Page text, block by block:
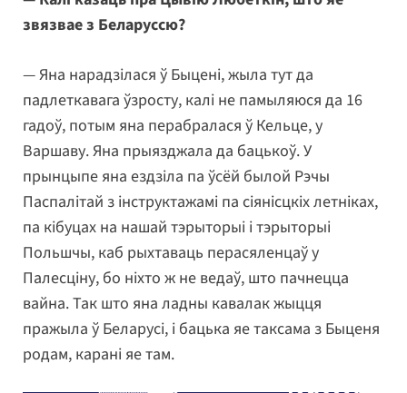
звязвае з Беларуссю?
— Яна нарадзілася ў Быцені, жыла тут да
падлеткавага ўзросту, калі не памыляюся да 16
гадоў, потым яна перабралася ў Кельце, у
Варшаву. Яна прыязджала да бацькоў. У
прынцыпе яна ездзіла па ўсёй былой Рэчы
Паспалітай з інструктажамі па сіянісцкіх летніках,
па кібуцах на нашай тэрыторыі і тэрыторыі
Польшчы, каб рыхтаваць перасяленцаў у
Палесціну, бо ніхто ж не ведаў, што пачнецца
вайна. Так што яна ладны кавалак жыцця
пражыла ў Беларусі, і бацька яе таксама з Быценя
родам, карані яе там.